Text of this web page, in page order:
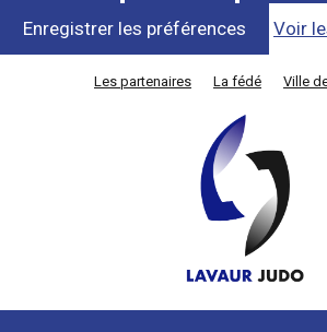
Enregistrer les préférences Voir
Les partenaires La fédé Ville